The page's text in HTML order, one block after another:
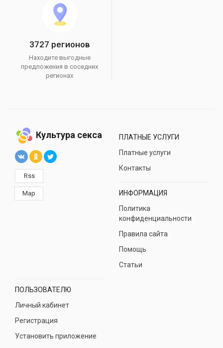
3727 регионов
Находите выгодные
предложения в соседних
регионах
Культура секса
Rss
Map
ПЛАТНЫЕ УСЛУГИ
Платные услуги
Контакты
ИНФОРМАЦИЯ
Политика
конфиденциальности
Правила сайта
Помощь
Статьи
ПОЛЬЗОВАТЕЛЮ
Личный кабинет
Регистрация
Установить приложение